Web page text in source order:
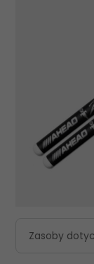
Zasoby